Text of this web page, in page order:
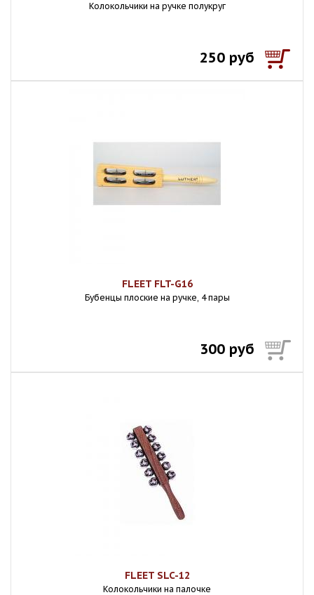
Колокольчики на ручке полукруг
250 руб
FLEET FLT-G16
Бубенцы плоские на ручке, 4 пары
300 руб
FLEET SLC-12
Колокольчики на палочке